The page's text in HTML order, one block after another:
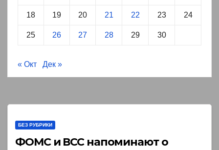
18 19 20 21 22 23 24
25 26 27 28 29 30
« Окт Дек »
БЕЗ РУБРИКИ
ФОМС и ВСС напоминают о